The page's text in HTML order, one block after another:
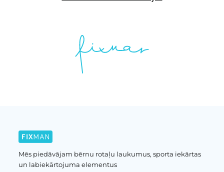
Mēs piedāvājam bērnu rotaļu laukumus, sporta iekārtas
un labiekārtojuma elementus